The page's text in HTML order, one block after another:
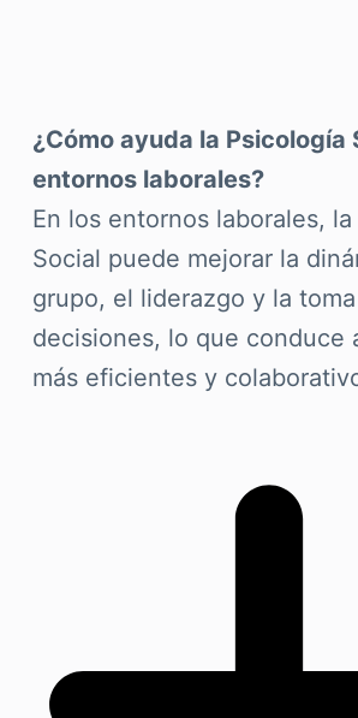
¿Cómo ayuda la Psicología
entornos laborales?
En los entornos laborales,
Social puede mejorar la
grupo, el liderazgo y la
decisiones, lo que conduce
más eficientes y